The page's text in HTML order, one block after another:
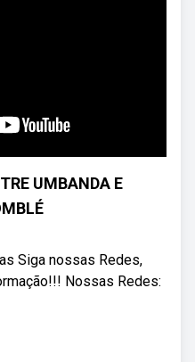
UMBANDA E
Siga nossas Redes,
Nossas Redes: